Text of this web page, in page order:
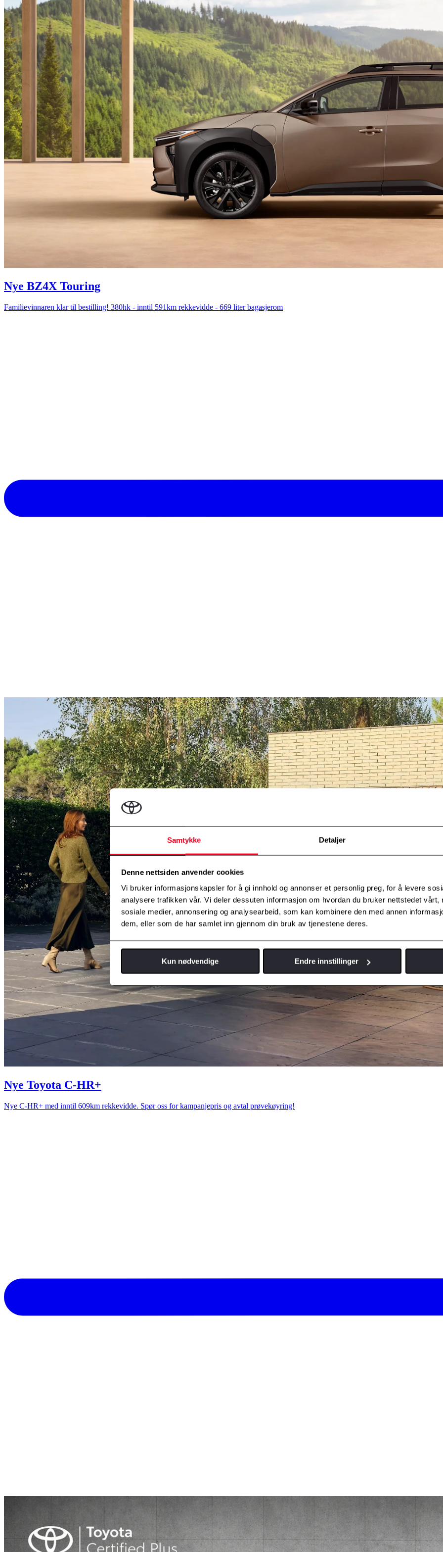
Samtykke Detaljer
Denne nettsiden anvender cookies
Vi bruker informasjonskapsler for å gi innhold og annonser et personlig preg, for å levere
analysere trafikken vår. Vi deler dessuten informasjon om hvordan du bruker nettstedet vårt,
sosiale medier, annonsering og analysearbeid, som kan kombinere den med annen
dem, eller som de har samlet inn gjennom din bruk av tjenestene deres.
Kun nødvendige Endre innstillinger
Nye BZ4X Touring
Familievinnaren klar til bestilling! 380hk - inntil 591km rekkevidde - 669 liter bagasjerom
Nye Toyota C-HR+
Nye C-HR+ med inntil 609km rekkevidde. Spør oss for kampanjepris og avtal prøvekøyring!